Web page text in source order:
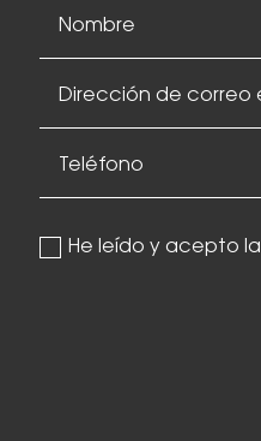
He leído y acepto la